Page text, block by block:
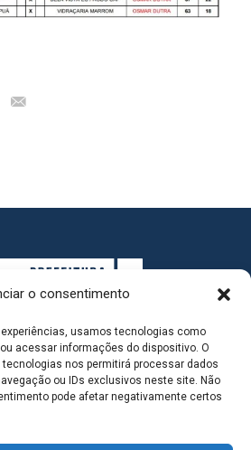
o consentimento
usamos tecnologias como
acessar informações do dispositivo. O
nos permitirá processar dados
ou IDs exclusivos neste site. Não
pode afetar negativamente certos